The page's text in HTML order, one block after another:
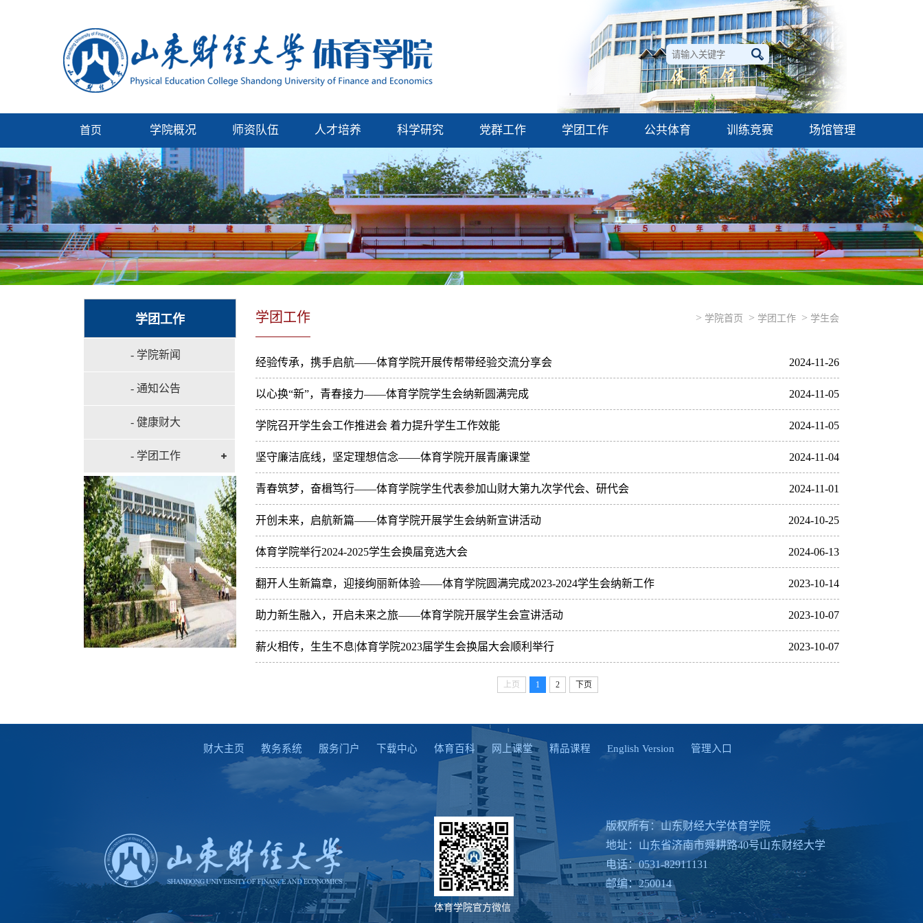
首页 学院概况 师资队伍 人才培养 科学研究 党群工作 学团工作 公共体育 训练竞赛 场馆管理
学团工作
- 学院新闻
- 通知公告
- 健康财大
- 学团工作
学团工作 > 学院首页 > 学团工作 > 学生会
经验传承，携手启航——体育学院开展传帮带经验交流分享会 2024-11-26
以心换“新”，青春接力——体育学院学生会纳新圆满完成 2024-11-05
学院召开学生会工作推进会 着力提升学生工作效能 2024-11-05
坚守廉洁底线，坚定理想信念——体育学院开展青廉课堂 2024-11-04
青春筑梦，奋楫笃行——体育学院学生代表参加山财大第九次学代会、研代会 2024-11-01
开创未来，启航新篇——体育学院开展学生会纳新宣讲活动 2024-10-25
体育学院举行2024-2025学生会换届竞选大会 2024-06-13
翻开人生新篇章，迎接绚丽新体验——体育学院圆满完成2023-2024学生会纳新工作 2023-10-14
助力新生融入，开启未来之旅——体育学院开展学生会宣讲活动 2023-10-07
薪火相传，生生不息|体育学院2023届学生会换届大会顺利举行 2023-10-07
上页 1 2 下页
财大主页 教务系统 服务门户 下载中心 体育百科 网上课堂 精品课程 English Version 管理入口
体育学院官方微信
版权所有：山东财经大学体育学院
地址：山东省济南市舜耕路40号山东财经大学
电话：0531-82911131
邮编：250014